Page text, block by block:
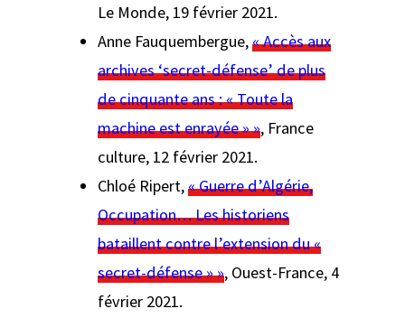
Le Monde, 19 février 2021.
Anne Fauquembergue,« Accès aux
archives ‘secret-défense’ de plus
de cinquante ans : « Toute la
machine est enrayée » », France
culture, 12 février 2021.
Chloé Ripert,« Guerre d’Algérie,
Occupation… Les historiens
bataillent contre l’extension du «
secret-défense » », Ouest-France, 4
février 2021.